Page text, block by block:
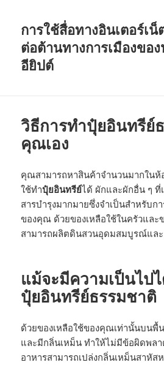
การใช้สื่อทางอินเตอร์เน็
ต่อต้านทางการเมืองขอ
อียิปต์
วิธีการทำปุ๋ยอินทรีย์
คุณเอง
คุณสามารถหาสินค้าจำนวนมากในห้
ใช้ทำปุ๋ยอินทรีย์ได้ ผักและผักอื่น ๆ ที่
สารบำรุงมากมายซึ่งจำเป็นสำหรับก
ของคุณ ด้วยของเหลือใช้ในครัวแล
สามารถผลิตดินสวนอุดมสมบูรณ์แล
แม้จะมีความเป็นไป
ปุ๋ยอินทรีย์ธรรมชาติ
ด้วยของเหลือใช้ของคุณเท่านั้นบนพื้
และมีกลิ่นเหม็น ทำให้ไม่มีข้อผิดพลา
อาหารสามารถเปล่งกลิ่นเหม็นสาหั